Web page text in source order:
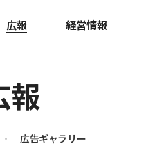
広報 経営情報
報
広告ギャラリー